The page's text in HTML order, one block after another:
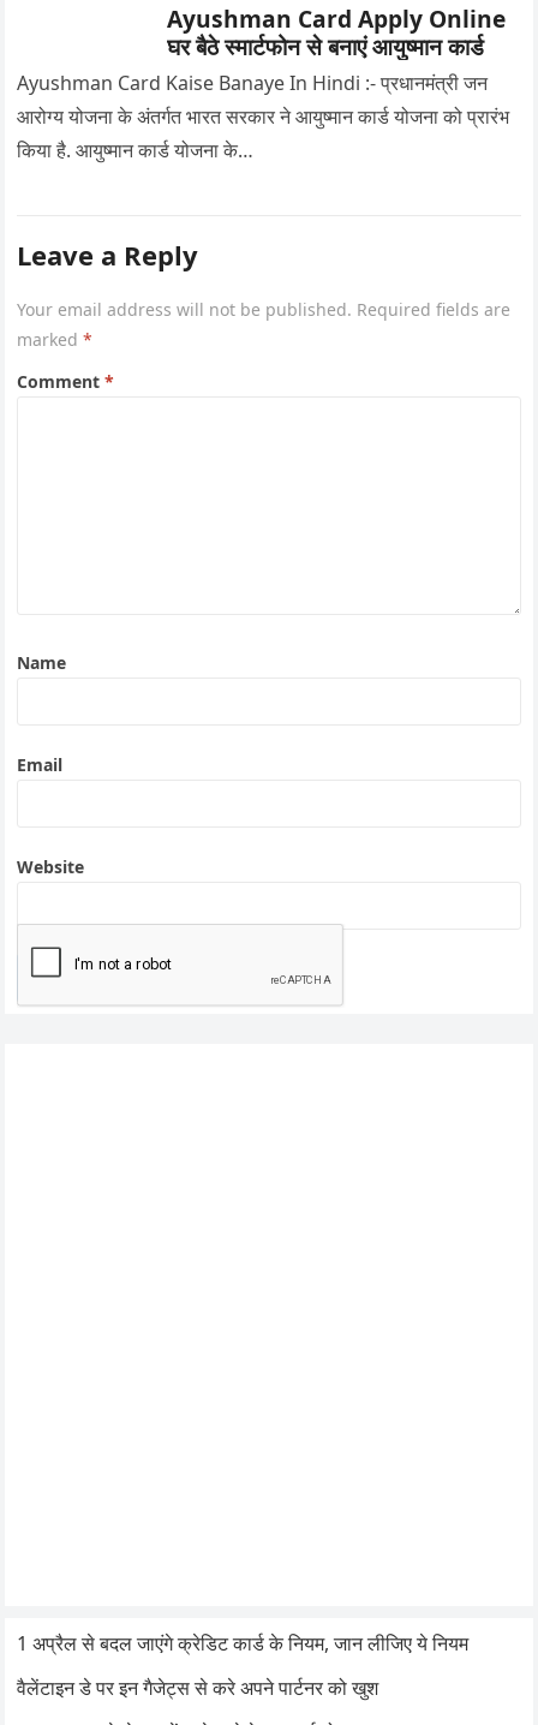
Ayushman Card Apply Online
घर बैठे स्मार्टफोन से बनाएं आयुष्मान कार्ड
Ayushman Card Kaise Banaye In Hindi :- प्रधानमंत्री जन
आरोग्य योजना के अंतर्गत भारत सरकार ने आयुष्मान कार्ड योजना को प्रारंभ
किया है. आयुष्मान कार्ड योजना के…
Leave a Reply
Your email address will not be published. Required fields are
marked*
Comment*
Name
Email
Website
1 अप्रैल से बदल जाएंगे क्रेडिट कार्ड के नियम, जान लीजिए ये नियम
वैलेंटाइन डे पर इन गैजेट्स से करे अपने पार्टनर को खुश